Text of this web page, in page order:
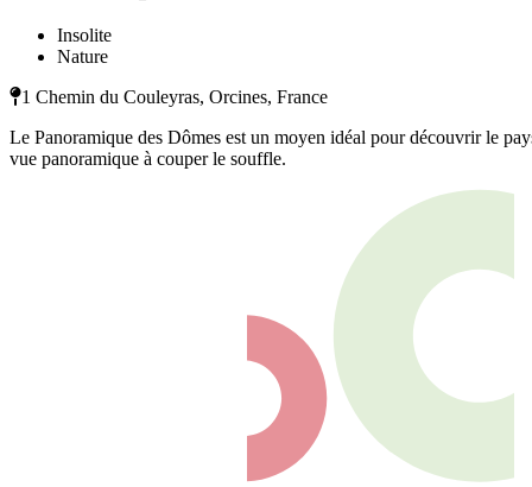
Insolite
Nature
1 Chemin du Couleyras, Orcines, France
Le Panoramique des Dômes est un moyen idéal pour découvrir le
vue panoramique à couper le souffle.